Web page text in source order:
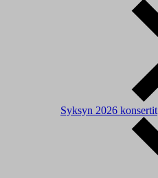
Syksyn 2026 konsertit